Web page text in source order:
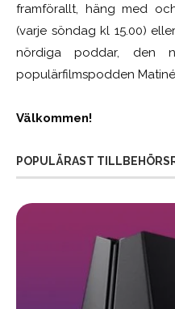
framförallt, häng med
(varje söndag kl 15.00)
nördiga poddar, den
populärfilmspodden
Välkommen!
POPULÄRAST